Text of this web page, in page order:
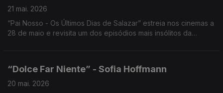
21 mai. 2026
“Pai Nosso - Os Últimos Dias de Salazar” estreia nos cinemas a
28 de maio e revisita um dos episódios mais insólitos da
“Dolce Far Niente” - Sofia Hoffmann
20 mai. 2026